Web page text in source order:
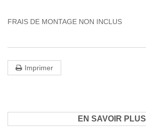
FRAIS DE MONTAGE NON INCLUS
Imprimer
EN SAVOIR PLUS